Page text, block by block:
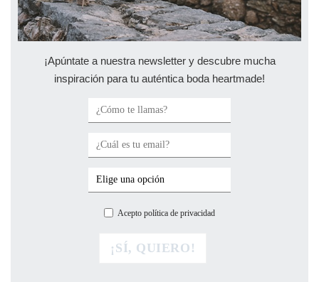
¡Apúntate a nuestra newsletter y descubre mucha
inspiración para tu auténtica boda heartmade!
Acepto política de privacidad